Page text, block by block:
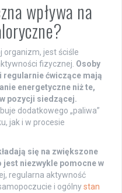
wpływa na
organizm, jest ściśle
fizycznej. Osoby
regularnie ćwiczące mają
energetyczne niż te,
pozycji siedzącej.
dodatkowego „paliwa”
jak i w procesie
się na zwiększone
niezwykle pomocne w
regularna aktywność
i ogólnystan